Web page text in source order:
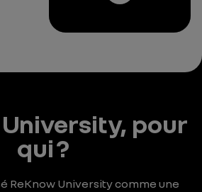
pour
qui ?
ReKnow University comme une